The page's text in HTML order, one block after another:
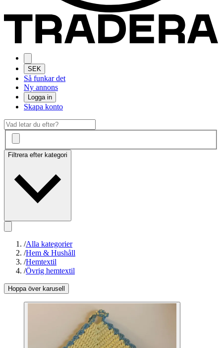
SEK
Så funkar det
Ny annons
Logga in
Skapa konto
Filtrera efter kategori
/Alla kategorier
/Hem & Hushåll
/Hemtextil
/Övrig hemtextil
Hoppa över karusell